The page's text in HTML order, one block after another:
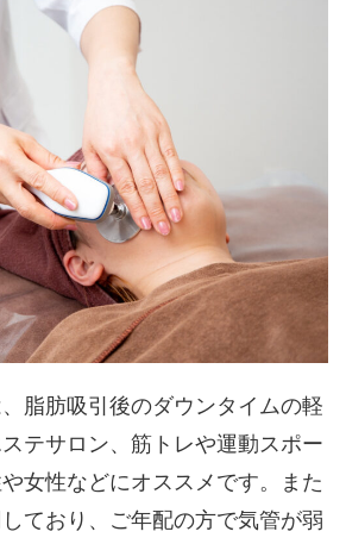
脂肪吸引後のダウンタイムの軽
テサロン、筋トレや運動スポー
女性などにオススメです。また
ており、ご年配の方で気管が弱